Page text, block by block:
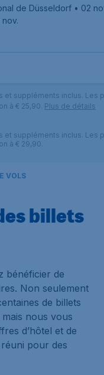
de Düsseldorf • 02
nov.
et suppléments inclus. Les
à € 25,90. Plus de détails
et suppléments inclus. Les
à € 29,90.
VOLS
billets
bénéficier de
Non seulement
de billets
nous vous
d’hôtel et de
pour des